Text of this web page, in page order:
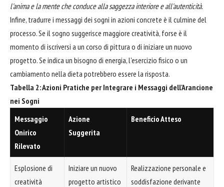
l'anima e la mente che conduce alla saggezza interiore e all'autenticità.
Infine, tradurre i messaggi dei sogni in azioni concrete è il culmine del
processo. Se il sogno suggerisce maggiore creatività, forse è il
momento di iscriversi a un corso di pittura o di iniziare un nuovo
progetto. Se indica un bisogno di energia, l'esercizio fisico o un
cambiamento nella dieta potrebbero essere la risposta.
Tabella 2: Azioni Pratiche per Integrare i Messaggi dell'Arancione
nei Sogni
Messaggio
Onirico
Rilevato
Azione
Suggerita
Beneficio Atteso
Esplosione di
creatività
Iniziare un nuovo
progetto artistico
Realizzazione personale e
soddisfazione derivante